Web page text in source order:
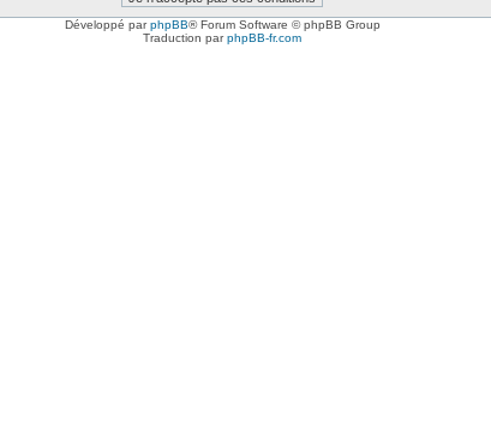
Développé parphpBB® Forum Software © phpBB Group
Traduction parphpBB-fr.com